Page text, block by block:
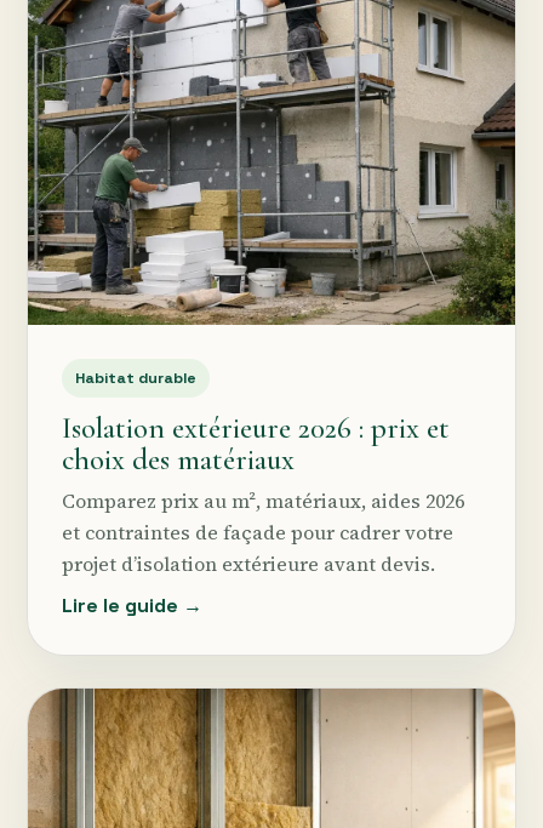
Habitat durable
Isolation extérieure 2026 : prix et
choix des matériaux
Comparez prix au m², matériaux, aides 2026
et contraintes de façade pour cadrer votre
projet d’isolation extérieure avant devis.
Lire le guide →